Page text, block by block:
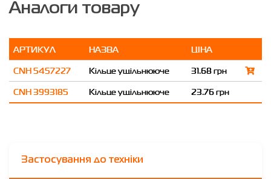
Аналоги товару
АРТИКУЛ НАЗВА
ЦІНА
CNH 5457227
Кільце ущільнююче
31.68 грн
CNH 3993185
Кільце ущільнююче 23.76 грн
Застосування до техніки